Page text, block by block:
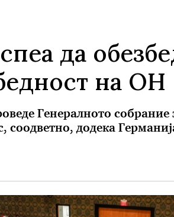
да
на ОН
Генералното собрание
соодветно, додека